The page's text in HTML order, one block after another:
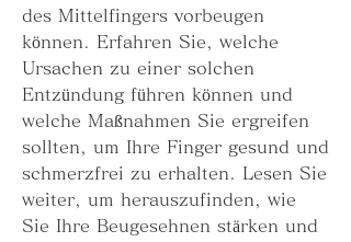
des Mittelfingers vorbeugen
können. Erfahren Sie, welche
Ursachen zu einer solchen
Entzündung führen können und
welche Maßnahmen Sie ergreifen
sollten, um Ihre Finger gesund und
schmerzfrei zu erhalten. Lesen Sie
weiter, um herauszufinden, wie
Sie Ihre Beugesehnen stärken und